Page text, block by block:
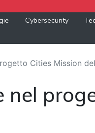
Cybersecurity
Cities Mission
nel